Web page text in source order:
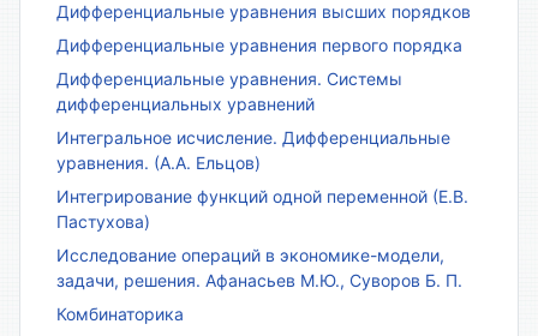
Дифференциальные уравнения высших порядков
Дифференциальные уравнения первого порядка
Дифференциальные уравнения. Системы
дифференциальных уравнений
Интегральное исчисление. Дифференциальные
уравнения. (А.А. Ельцов)
Интегрирование функций одной переменной (Е.В.
Пастухова)
Исследование операций в экономике-модели,
задачи, решения. Афанасьев М.Ю., Суворов Б. П.
Комбинаторика